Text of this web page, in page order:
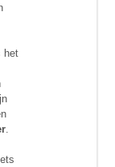
het
.